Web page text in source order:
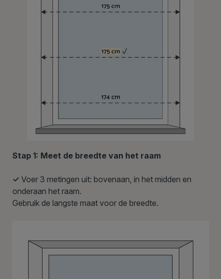
Stap 1: Meet de breedte van het raam
✓ Voer 3 metingen uit: bovenaan, in het midden en
onderaan het raam.
Gebruik de langste maat voor de breedte.